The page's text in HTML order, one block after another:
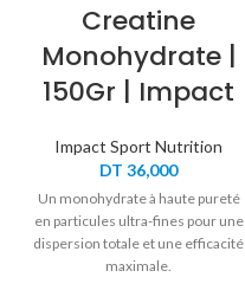
Creatine
Monohydrate |
150Gr | Impact
Impact Sport Nutrition
DT 36,000
Un monohydrate à haute pureté
en particules ultra-fines pour une
dispersion totale et une efficacité
maximale.